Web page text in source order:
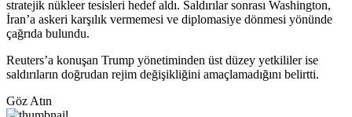
stratejik nükleer tesisleri hedef aldı. Saldırılar sonrası Washington,
İran’a askeri karşılık vermemesi ve diplomasiye dönmesi yönünde
çağrıda bulundu.
Reuters’a konuşan Trump yönetiminden üst düzey yetkililer ise
saldırıların doğrudan rejim değişikliğini amaçlamadığını belirtti.
Göz Atın